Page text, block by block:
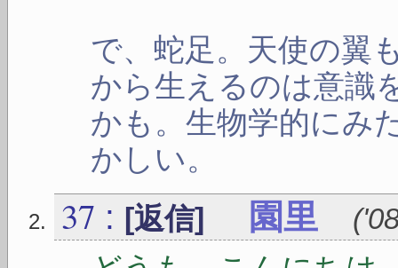
で、蛇足。天使の翼
から生えるのは意識
かも。生物学的にみ
かしい。
37 : [返信] 園里 (